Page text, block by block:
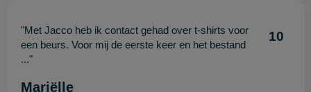
"Met Jacco heb ik contact gehad over t-shirts voor
een beurs. Voor mij de eerste keer en het bestand
..."
10
Mariëlle